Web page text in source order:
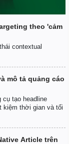
theo 'cảm
contextual
mô tả quảng cáo
cụ tạo headline
kiệm thời gian và tối
Article trên